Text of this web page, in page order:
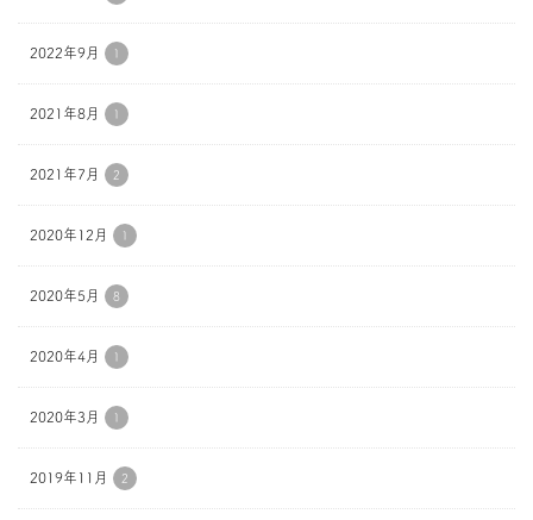
2022年9月 1
2021年8月 1
2021年7月 2
2020年12月 1
2020年5月 8
2020年4月 1
2020年3月 1
2019年11月 2